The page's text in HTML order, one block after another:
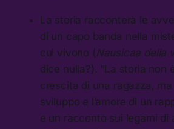
La storia racconterà le
di un capo banda nella
cui vivono (Nausicaa della
dice nulla?). “La storia non
crescita di una ragazza,
sviluppo e l’amore di un
e un racconto sui legami di